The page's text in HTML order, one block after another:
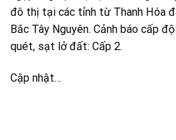
đô thị tại các tỉnh từ Thanh Hóa
Bắc Tây Nguyên. Cảnh báo cấp
quét, sạt lở đất: Cấp 2.
Cập nhật…